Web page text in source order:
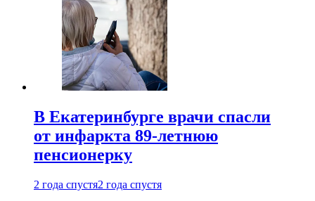
В Екатеринбурге врачи спасли
от инфаркта 89-летнюю
пенсионерку
2 года спустя2 года спустя